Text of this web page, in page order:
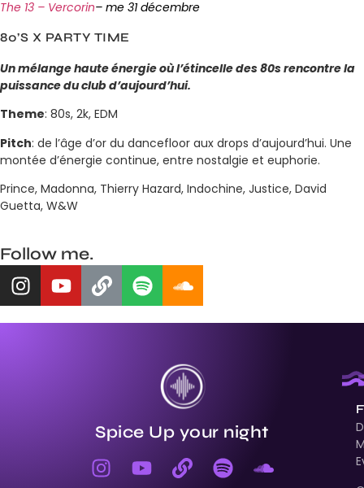
The 13 – Vercorin– me 31 décembre
80’S X PARTY TIME
Un mélange haute énergie où l’étincelle des 80s rencontre la
puissance du club d’aujourd’hui.
Theme: 80s, 2k, EDM
Pitch: de l’âge d’or du dancefloor aux drops d’aujourd’hui. Une
montée d’énergie continue, entre nostalgie et euphorie.
Prince, Madonna, Thierry Hazard, Indochine, Justice, David
Guetta, W&W
Follow me.
Spice Up your night